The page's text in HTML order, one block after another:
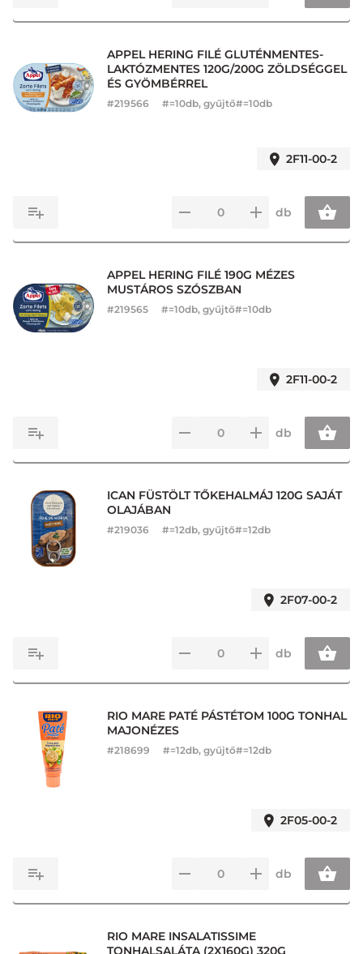
APPEL HERING FILÉ GLUTÉNMENTES-
LAKTÓZMENTES 120G/200G ZÖLDSÉGGEL
ÉS GYÖMBÉRREL
#219566 #=10db, gyűjtő#=10db
2F11-00-2
db
APPEL HERING FILÉ 190G MÉZES
MUSTÁROS SZÓSZBAN
#219565 #=10db, gyűjtő#=10db
2F11-00-2
db
ICAN FÜSTÖLT TŐKEHALMÁJ 120G SAJÁT
OLAJÁBAN
#219036 #=12db, gyűjtő#=12db
2F07-00-2
db
RIO MARE PATÉ PÁSTÉTOM 100G TONHAL
MAJONÉZES
#218699 #=12db, gyűjtő#=12db
2F05-00-2
db
RIO MARE INSALATISSIME
TONHALSALÁTA (2X160G) 320G